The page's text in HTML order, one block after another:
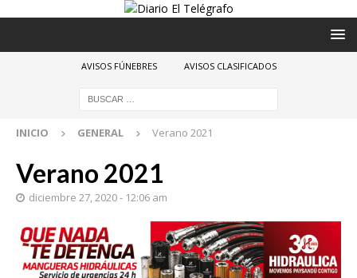
AVISOS FÚNEBRES AVISOS CLASIFICADOS
INICIO GENERAL Verano 2021
Verano 2021
diciembre 27, 2020 - 12:06 am